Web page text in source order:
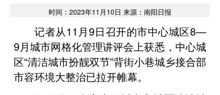
时间：2023年11月10日 来源：南阳日报
记者从11月9日召开的市中心城区8—
9月城市网格化管理讲评会上获悉，中心城
区“清洁城市扮靓双节”背街小巷城乡接合部
市容环境大整治已拉开帷幕。